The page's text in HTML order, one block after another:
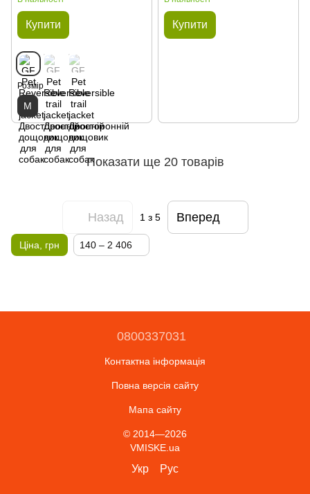
Купити
Розмір
M
Купити
Показати ще 20 товарів
Назад 1 з 5 Вперед
Ціна, грн 140 – 2 406
0800337031
Контактна інформація
Повна версія сайту
Мапа сайту
© 2014—2026
VMISKE.ua
Укр Рус